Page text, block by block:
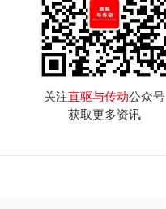
关注直驱与传动公众号
获取更多资讯